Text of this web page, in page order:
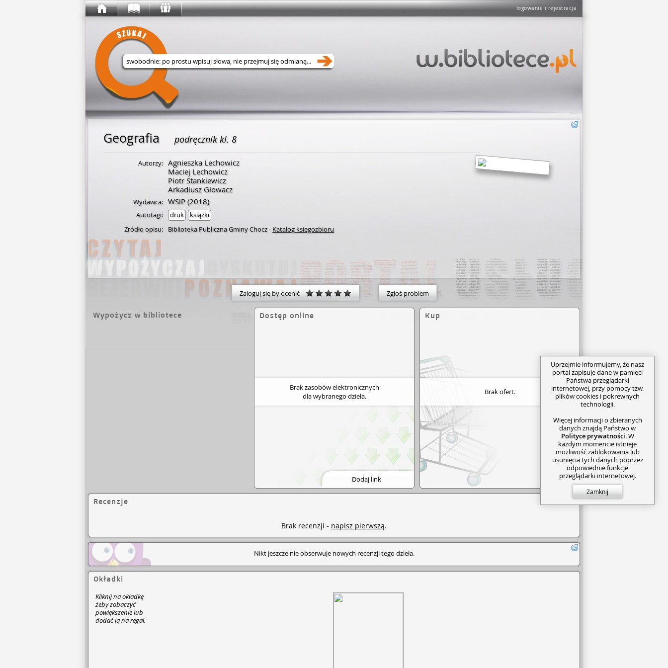
logowanie i rejestracja
Wyszukaj w serwisie
Geografia podręcznik kl. 8
Autorzy: Agnieszka Lechowicz
Maciej Lechowicz
Piotr Stankiewicz
Arkadiusz Głowacz
Wydawca: WSiP(2018)
Autotagi: druk
książki
Źródło opisu:
Biblioteka Publiczna Gminy Chocz- Katalog księgozbioru
Zaloguj się by ocenić Zgłoś problem
Wypożycz w bibliotece Dostęp online
Brak zasobów elektronicznych
dla wybranego dzieła.
Dodaj link
Kup
Brak ofert.
Recenzje
Brak recenzji - napisz pierwszą.
Nikt jeszcze nie obserwuje nowych recenzji tego dzieła.
Okładki
Kliknij na okładkę
żeby zobaczyć
powiększenie lub
dodać ją na regał.
Uprzejmie informujemy, że nasz
portal zapisuje dane w pamięci
Państwa przeglądarki
internetowej, przy pomocy tzw.
plików cookies i pokrewnych
technologii.
Więcej informacji o zbieranych
danych znajdą Państwo w
Polityce prywatności. W
każdym momencie istnieje
możliwość zablokowania lub
usunięcia tych danych poprzez
odpowiednie funkcje
przeglądarki internetowej.
Zamknij